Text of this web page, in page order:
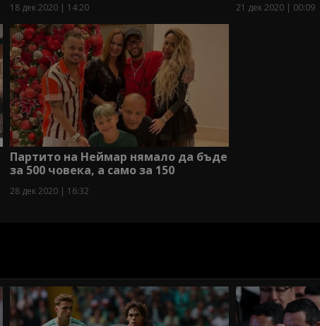
18 дек 2020 | 14:20 21 дек 2020 | 00:09
Партито на Неймар нямало да бъде
за 500 човека, а само за 150
28 дек 2020 | 16:32